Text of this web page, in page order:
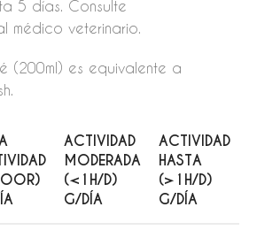
5 días. Consulte
médico veterinario.
(200ml) es equivalente a
ACTIVIDAD
MODERADA
(<1H/D)
G/DÍA
ACTIVIDAD
HASTA
(>1H/D)
G/DÍA